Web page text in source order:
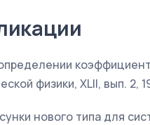
физики, XLII, вып. 2,
нового типа для